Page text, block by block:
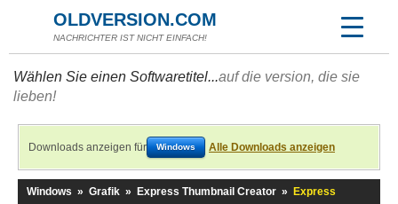
OLDVERSION.COM
NACHRICHTER IST NICHT EINFACH!
Wählen Sie einen Softwaretitel...auf die version, die sie
lieben!
Downloads anzeigen für Windows Alle Downloads anzeigen
Windows » Grafik » Express Thumbnail Creator »
Express